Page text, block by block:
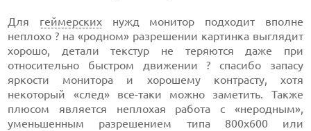
Для геймерскихнужд монитор подходит вполне
неплохо ? на «родном» разрешении картинка выглядит
хорошо, детали текстур не теряются даже при
относительно быстром движении ? спасибо запасу
яркости монитора и хорошему контрасту, хотя
некоторый «след» все-таки можно заметить. Также
плюсом является неплохая работа с «неродным»,
уменьшенным разрешением типа 800х600 или